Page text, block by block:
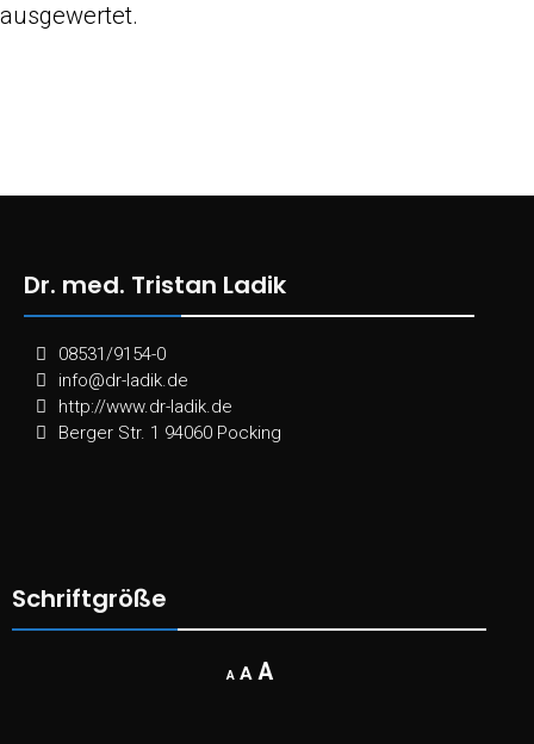
ausgewertet.
Dr. med. Tristan Ladik
08531/9154-0
info@dr-ladik.de
http://www.dr-ladik.de
Berger Str. 1 94060 Pocking
Schriftgröße
A
Decrease
font
A Reset
AIncrease